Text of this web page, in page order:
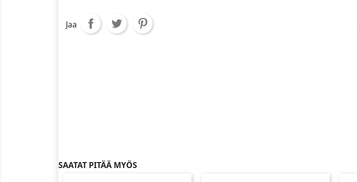
Jaa
SAATAT PITÄÄ MYÖS